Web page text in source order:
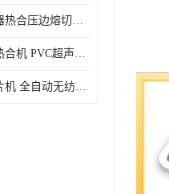
咖啡机过滤器热合压边熔切机 超声波无纺布喷胶棉热合机
焊接超声波热合机 PVC超声波焊接机 无纺布超声波设备
口罩滤芯打片机 全自动无纺布压花压标设备 多层料复合机